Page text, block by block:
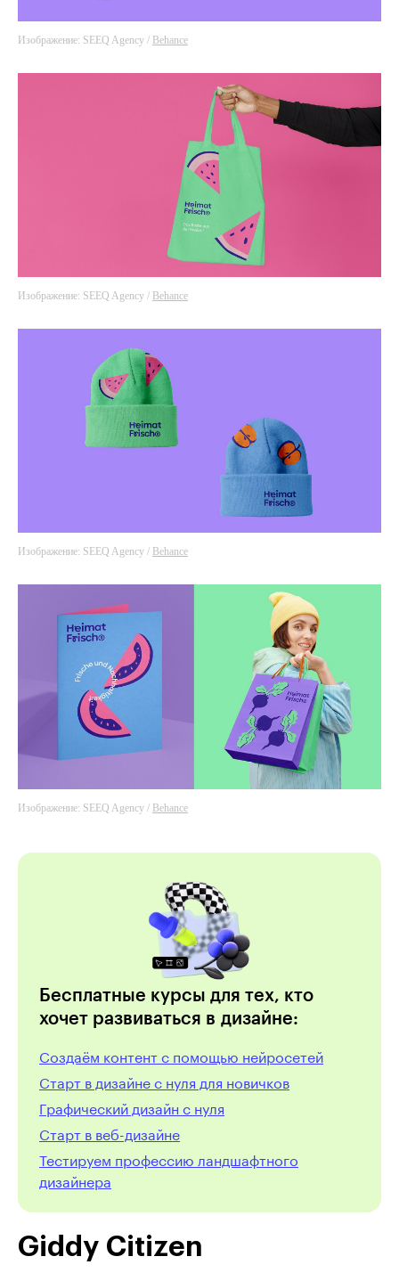
Изображение: SEEQ Agency / Behance
Изображение: SEEQ Agency / Behance
Изображение: SEEQ Agency / Behance
Изображение: SEEQ Agency / Behance
Бесплатные курсы для тех, кто
хочет развиваться в дизайне:
Создаём контент с помощью нейросетей
Старт в дизайне с нуля для новичков
Графический дизайн с нуля
Cтарт в веб-дизайне
Тестируем профессию ландшафтного
дизайнера
Giddy Citizen